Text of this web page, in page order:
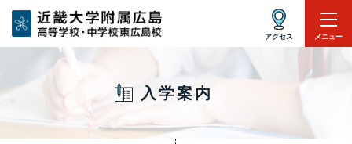
アクセス
入学案内
メニュー